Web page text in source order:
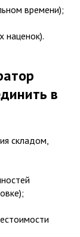
времени);
наценок).
в
складом,